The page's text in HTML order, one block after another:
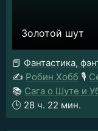
Золотой шут
📕 Фантастика,
✍️ Робин Хобб 🎙️
📚 Сага о Шуте и
🕒 28 ч. 22 мин.